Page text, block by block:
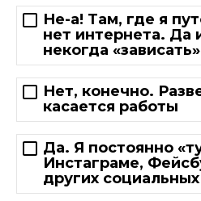
Не-а! Там, где я
нет интернета. Да
некогда
Нет, конечно.
касается работы
Да. Я постоянно
Инстаграме,
других